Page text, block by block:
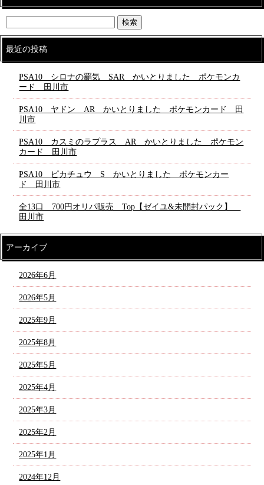
最近の投稿
PSA10 シロナの覇気 SAR かいとりました ポケモンカ
ード 田川市
PSA10 ヤドン AR かいとりました ポケモンカード 田
川市
PSA10 カスミのラプラス AR かいとりました ポケモン
カード 田川市
PSA10 ピカチュウ S かいとりました ポケモンカー
ド 田川市
全13口 700円オリパ販売 Top【ゼイユ&未開封パック】
田川市
アーカイブ
2026年6月
2026年5月
2025年9月
2025年8月
2025年5月
2025年4月
2025年3月
2025年2月
2025年1月
2024年12月